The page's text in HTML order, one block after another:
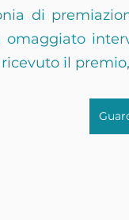
di
il